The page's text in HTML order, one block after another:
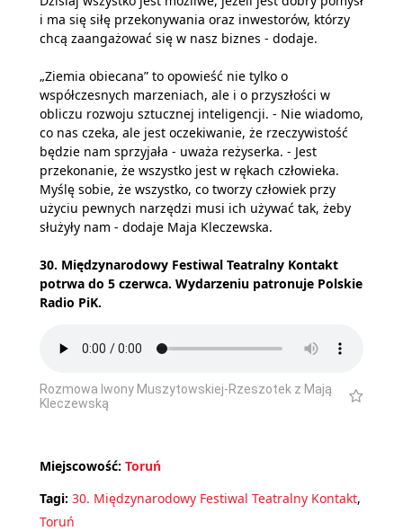
i ma się siłę przekonywania oraz inwestorów, którzy
chcą zaangażować się w nasz biznes - dodaje.
„Ziemia obiecana” to opowieść nie tylko o
współczesnych marzeniach, ale i o przyszłości w
obliczu rozwoju sztucznej inteligencji. - Nie wiadomo,
co nas czeka, ale jest oczekiwanie, że rzeczywistość
będzie nam sprzyjała - uważa reżyserka. - Jest
przekonanie, że wszystko jest w rękach człowieka.
Myślę sobie, że wszystko, co tworzy człowiek przy
użyciu pewnych narzędzi musi ich używać tak, żeby
służyły nam - dodaje Maja Kleczewska.
30. Międzynarodowy Festiwal Teatralny Kontakt
potrwa do 5 czerwca. Wydarzeniu patronuje Polskie
Radio PiK.
Rozmowa Iwony Muszytowskiej-Rzeszotek z Mają
Kleczewską
Miejscowość: Toruń
Tagi: 30. Międzynarodowy Festiwal Teatralny Kontakt,
Toruń